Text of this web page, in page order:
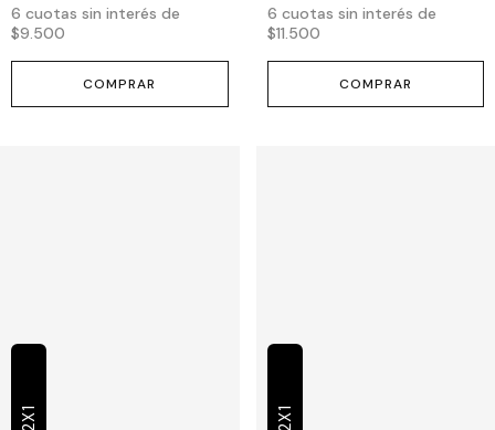
6 cuotas sin interés de
$9.500
COMPRAR
6 cuotas sin interés de
$11.500
COMPRAR
2X1 2X1